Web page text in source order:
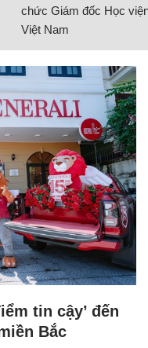
chức Giám đốc Học
Việt Nam
tin cậy’ đến
Bắc